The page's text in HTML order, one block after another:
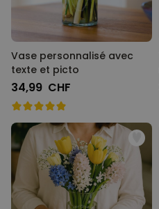
Vase personnalisé avec
texte et picto
34,99 CHF